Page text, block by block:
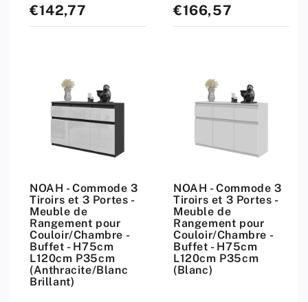
Prix
standard
€142,77
Prix
standard
€166,57
NOAH - Commode 3
Tiroirs et 3 Portes -
Meuble de
Rangement pour
Couloir/Chambre -
Buffet - H75cm
L120cm P35cm
(Anthracite/Blanc
Brillant)
NOAH - Commode 3
Tiroirs et 3 Portes -
Meuble de
Rangement pour
Couloir/Chambre -
Buffet - H75cm
L120cm P35cm
(Blanc)